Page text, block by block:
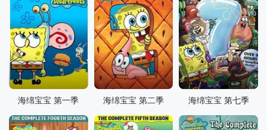
海绵宝宝 第一季 海绵宝宝 第二季 海绵宝宝 第七季